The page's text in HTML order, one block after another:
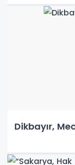
Dikbayır,